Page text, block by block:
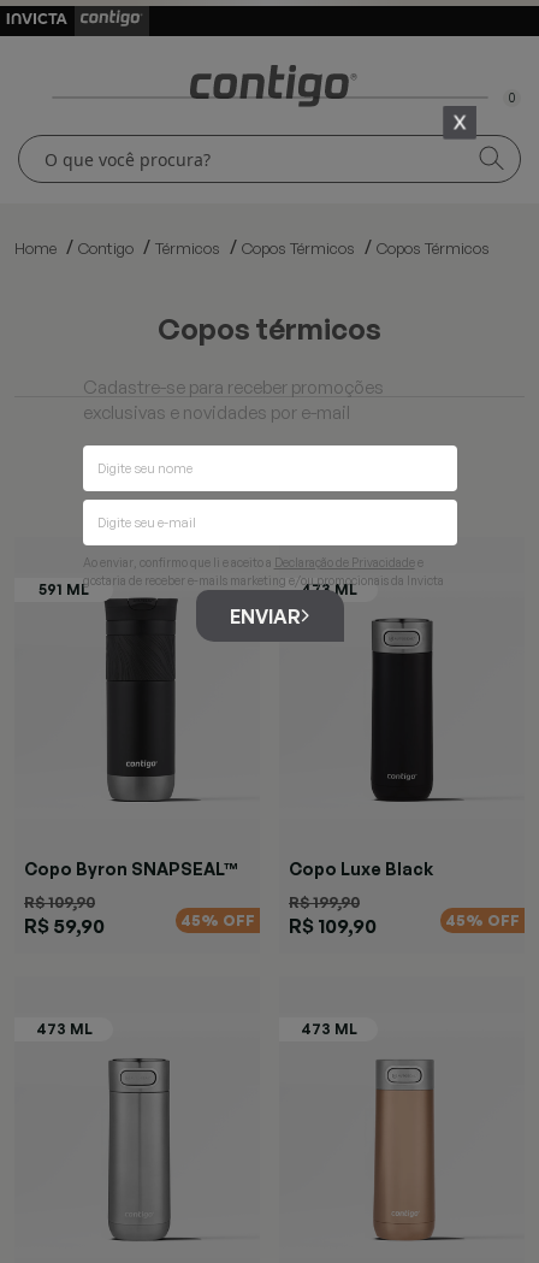
0
Home Contigo Térmicos Copos Térmicos Copos Térmicos
copos térmicos
Filtros
Copo Byron SNAPSEAL™
R$ 109,90
R$ 59,90 45% OFF
Copo Luxe Black
R$ 199,90
R$ 109,90 45% OFF
Cadastre-se para receber promoções
exclusivas e novidades por e-mail
Ao enviar, confirmo que li e aceito a Declaração de Privacidade e
gostaria de receber e-mails marketing e/ou promocionais da Invicta
ENVIAR